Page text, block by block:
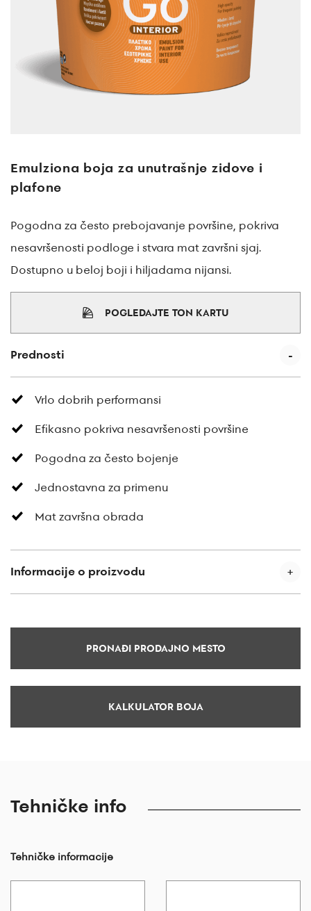
Emulziona boja za unutrašnje zidove i
plafone
Pogodna za često prebojavanje površine, pokriva
nesavršenosti podloge i stvara mat završni sjaj.
Dostupno u beloj boji i hiljadama nijansi.
POGLEDAJTE TON KARTU
Prednosti
Vrlo dobrih performansi
Efikasno pokriva nesavršenosti površine
Pogodna za često bojenje
Jednostavna za primenu
Mat završna obrada
Informacije o proizvodu
PRONAĐI PRODAJNO MESTO
KALKULATOR BOJA
Tehničke info
Tehničke informacije